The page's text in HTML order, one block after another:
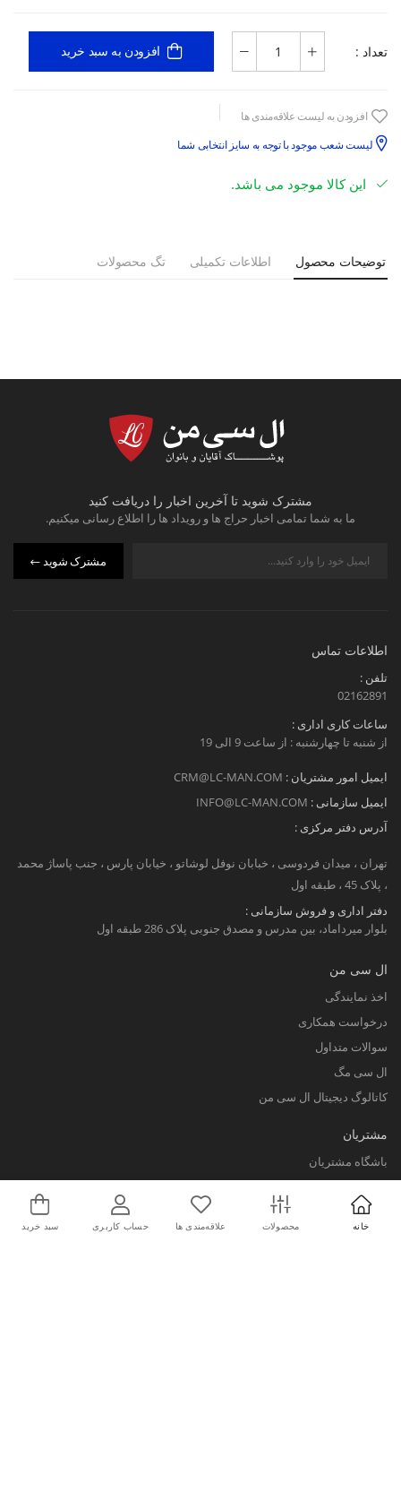
تعداد : افزودن به سبد خرید
افزودن به لیست علاقه‌مندی ها
لیست شعب موجود با توجه به سایز انتخابی شما
این کالا موجود می باشد.
توضیحات محصول اطلاعات تکمیلی تگ محصولات
مشترک شوید تا آخرین اخبار را دریافت کنید
ما به شما تمامی اخبار حراج ها و رویداد ها را اطلاع رسانی میکنیم.
مشترک شوید
اطلاعات تماس
تلفن :
02162891
ساعات کاری اداری :
از شنبه تا چهارشنبه : از ساعت 9 الی 19
ایمیل امور مشتریان : CRM@LC-MAN.COM
ایمیل سازمانی : INFO@LC-MAN.COM
آدرس دفتر مرکزی :
تهران ، میدان فردوسی ، خبابان نوفل لوشاتو ، خیابان پارس ، جنب پاساژ محمد
، پلاک 45 ، طبقه اول
دفتر اداری و فروش سازمانی :
بلوار میرداماد، بین مدرس و مصدق جنوبی پلاک 286 طبقه اول
ال سی من
اخذ نمایندگی
درخواست همکاری
سوالات متداول
ال سی مگ
کاتالوگ دیجیتال ال سی من
مشتریان
باشگاه مشتریان
قوانین و سیاست ها
خانه محصولات علاقه‌مندی ها حساب کاربری سبد خرید